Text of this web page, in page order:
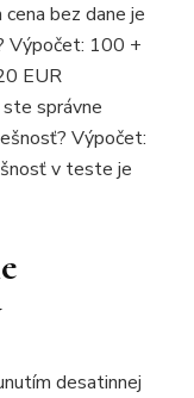
bez dane je
Výpočet: 100 +
EUR
správne
Výpočet:
v teste je
desatinnej